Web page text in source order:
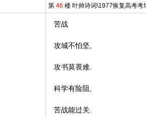
第 46 楼 叶帅诗词\1977恢复高考考
苦战
攻城不怕坚,
攻书莫畏难.
科学有险阻,
苦战能过关.